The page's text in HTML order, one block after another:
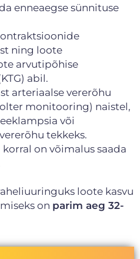
enneaegse sünnituse
ning loote
arvutipõhise
abil.
arteriaalse vererõhu
monitooring) naistel,
või
tekkeks.
on võimalus saada
loote kasvu
on parim aeg 32-